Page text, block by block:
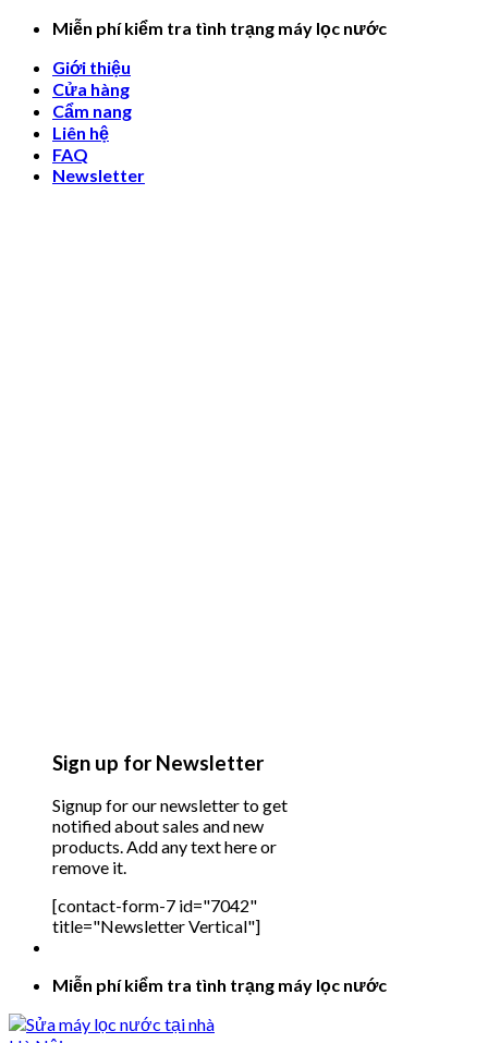
Skip
content
Miễn phí kiểm tra tình trạng máy lọc nước
Giới thiệu
Cửa hàng
Cẩm nang
Liên hệ
FAQ
Newsletter
Sign up for Newsletter
Signup for our newsletter to get
notified about sales and new
products. Add any text here or
remove it.
[contact-form-7 id="7042"
title="Newsletter Vertical"]
Miễn phí kiểm tra tình trạng máy lọc nước